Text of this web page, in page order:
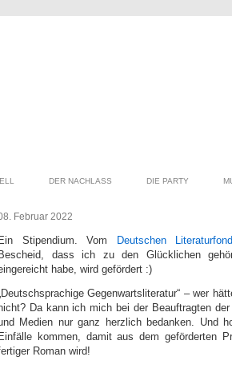
DER NACHLASS DIE PARTY
Februar 2022
Ein Stipendium. Vom
Deutschen
Bescheid, dass ich zu den Glücklichen
habe, wird gefördert :)
Gegenwartsliteratur“ – wer
Da kann ich mich bei der Beauftragten
Medien nur ganz herzlich bedanken. Und
Einfälle kommen, damit aus dem geförderten
Roman wird!